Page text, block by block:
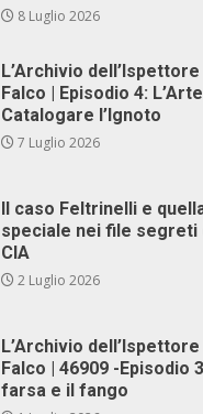
8 Luglio 2026
L’Archivio dell’Ispettore
Falco | Episodio 4:
Catalogare l’Ignoto
7 Luglio 2026
Il caso Feltrinelli e
speciale nei file segreti
CIA
2 Luglio 2026
L’Archivio dell’Ispettore
Falco | 46909 -Episodio
farsa e il fango